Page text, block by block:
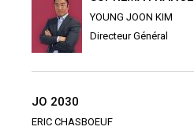
YOUNG JOON KIM
Directeur Général
JO 2030
ERIC CHASBOEUF